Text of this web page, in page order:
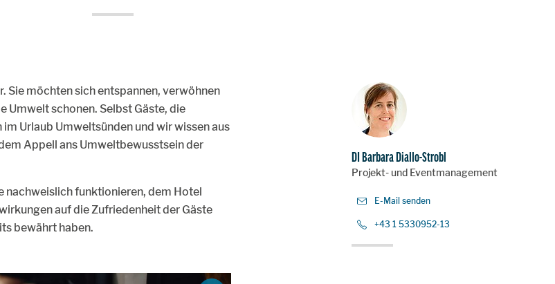
Sie möchten sich entspannen, verwöhnen
Umwelt schonen. Selbst Gäste, die
Urlaub Umweltsünden und wir wissen aus
Appell ans Umweltbewusstsein der
nachweislich funktionieren, dem Hotel
auf die Zufriedenheit der Gäste
bewährt haben.
DI Barbara Diallo-Strobl
Projekt- und Eventmanagement
E-Mail senden
+43 1 5330952-13